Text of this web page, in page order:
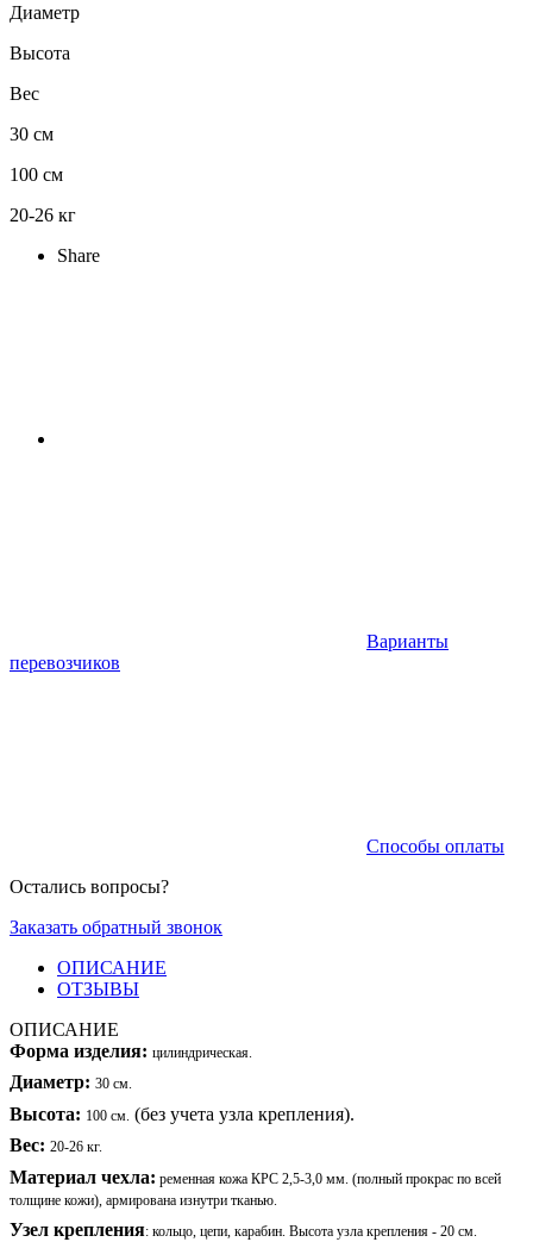
Диаметр
Высота
Вес
30 см
100 см
20-26 кг
Share
Варианты
перевозчиков
Способы оплаты
Остались вопросы?
Заказать обратный звонок
ОПИСАНИЕ
ОТЗЫВЫ
ОПИСАНИЕ
Форма изделия: цилиндрическая.
Диаметр: 30 см.
Высота: 100 см. (без учета узла крепления).
Вес: 20-26 кг.
Материал чехла: ременная кожа КРС 2,5-3,0 мм. (полный прокрас по всей
толщине кожи), армирована изнутри тканью.
Узел крепления: кольцо, цепи, карабин. Высота узла крепления - 20 см.